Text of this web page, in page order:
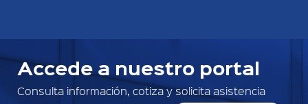
Accede a nuestro portal
Consulta información, cotiza y solicita asistencia